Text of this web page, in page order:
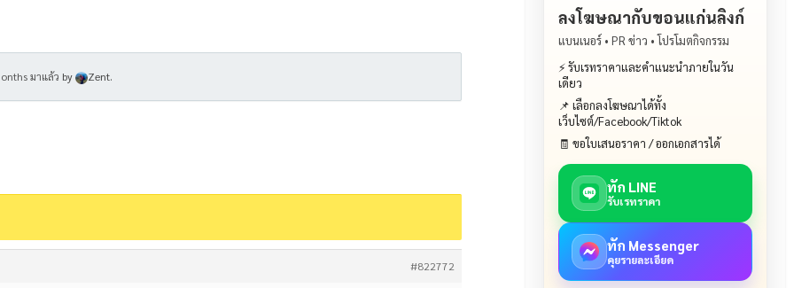
มาแล้ว by Zent.
#822772
ลงโฆษณากับขอนแก่นลิงก์
แบนเนอร์ • PR ข่าว • โปรโมตกิจกรรม
⚡ รับเรทราคาและคำแนะนำภายในวัน
เดียว
📌 เลือกลงโฆษณาได้ทั้ง
เว็บไซต์/Facebook/Tiktok
🧾 ขอใบเสนอราคา / ออกเอกสารได้
ทัก LINE
รับเรทราคา
ทัก Messenger
คุยรายละเอียด